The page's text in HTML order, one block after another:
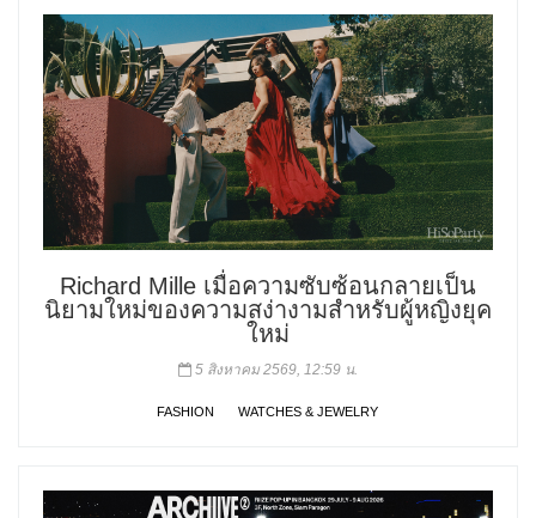
Richard Mille เมื่อความซับซ้อนกลายเป็น
นิยามใหม่ของความสง่างามสำหรับผู้หญิงยุค
ใหม่
5 สิงหาคม 2569, 12:59 น.
FASHION WATCHES & JEWELRY